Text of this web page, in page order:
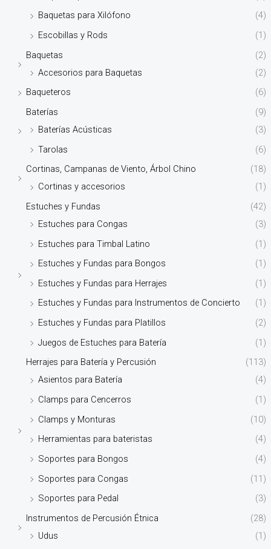
Baquetas para Xilófono
(4)
Escobillas y Rods
(1)
Baquetas
(2)
Accesorios para Baquetas
(2)
Baqueteros
(6)
Baterías
(9)
Baterías Acústicas
(3)
Tarolas
(6)
Cortinas, Campanas de Viento, Árbol Chino
(18)
Cortinas y accesorios
(1)
Estuches y Fundas
(42)
Estuches para Congas
(3)
Estuches para Timbal Latino
(1)
Estuches y Fundas para Bongos
(1)
Estuches y Fundas para Herrajes
(1)
Estuches y Fundas para Instrumentos de Concierto
(1)
Estuches y Fundas para Platillos
(2)
Juegos de Estuches para Batería
(1)
Herrajes para Batería y Percusión
(113)
Asientos para Batería
(4)
Clamps para Cencerros
(1)
Clamps y Monturas
(10)
Herramientas para bateristas
(4)
Soportes para Bongos
(4)
Soportes para Congas
(11)
Soportes para Pedal
(3)
Instrumentos de Percusión Étnica
(28)
Udus
(1)